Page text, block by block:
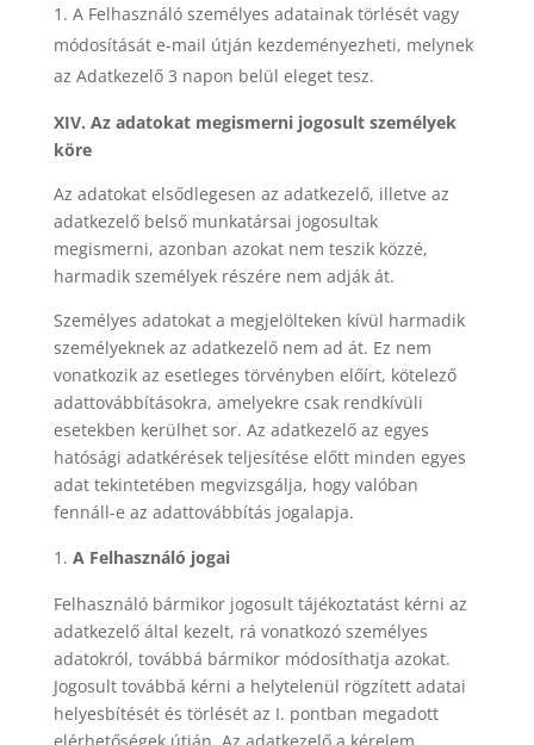
A Felhasználó személyes adatainak törlését vagy
módosítását e-mail útján kezdeményezheti, melynek
az Adatkezelő 3 napon belül eleget tesz.
XIV. Az adatokat megismerni jogosult személyek
köre
Az adatokat elsődlegesen az adatkezelő, illetve az
adatkezelő belső munkatársai jogosultak
megismerni, azonban azokat nem teszik közzé,
harmadik személyek részére nem adják át.
Személyes adatokat a megjelölteken kívül harmadik
személyeknek az adatkezelő nem ad át. Ez nem
vonatkozik az esetleges törvényben előírt, kötelező
adattovábbításokra, amelyekre csak rendkívüli
esetekben kerülhet sor. Az adatkezelő az egyes
hatósági adatkérések teljesítése előtt minden egyes
adat tekintetében megvizsgálja, hogy valóban
fennáll-e az adattovábbítás jogalapja.
A Felhasználó jogai
Felhasználó bármikor jogosult tájékoztatást kérni az
adatkezelő által kezelt, rá vonatkozó személyes
adatokról, továbbá bármikor módosíthatja azokat.
Jogosult továbbá kérni a helytelenül rögzített adatai
helyesbítését és törlését az I. pontban megadott